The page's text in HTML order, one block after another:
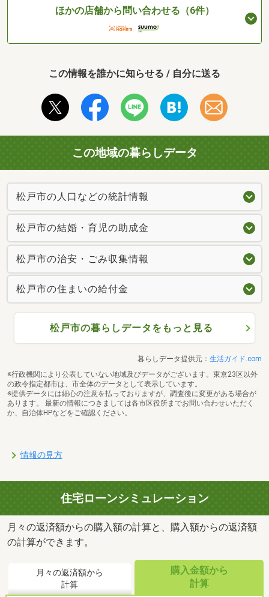
ほかの店舗から問い合わせる（6件）
この情報を誰かに知らせる / 自分に送る
この地域の暮らしデータ
松戸市の人口などの統計情報
松戸市の結婚・育児の助成金
松戸市の治安・ごみ収集情報
松戸市の住まいの給付金
松戸市の暮らしデータをもっと見る
暮らしデータ提供元： 生活ガイド.com
※行政機関により公表していない地域及びデータがございます。東京23区以外
の政令指定都市は、市全体のデータとして表示しています。
※提供データには細心の注意を払っておりますが、調査後に変更がある場合が
あります。 最新の情報につきましては各市区役所までお問い合わせいただく
か、自治体HPなどをご確認ください。
情報の見方
住宅ローンシミュレーション
月々の返済額からの購入額の計算と、購入額からの返済額
の計算ができます。
月々の返済額から
計算
購入金額から
計算